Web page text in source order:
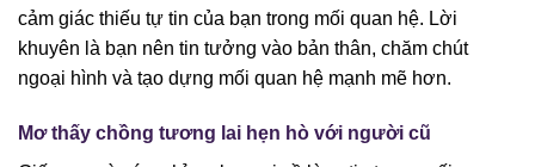
cảm giác thiếu tự tin của bạn trong mối quan hệ. Lời
khuyên là bạn nên tin tưởng vào bản thân, chăm chút
ngoại hình và tạo dựng mối quan hệ mạnh mẽ hơn.
Mơ thấy chồng tương lai hẹn hò với người cũ